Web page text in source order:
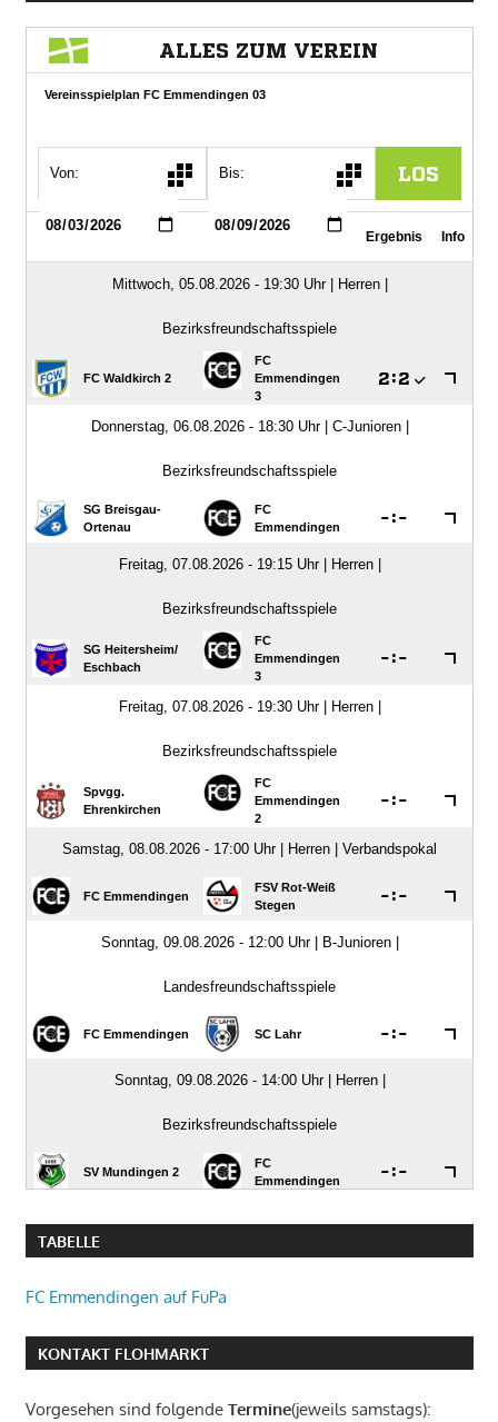
TABELLE
FC Emmendingen auf FuPa
KONTAKT FLOHMARKT
Vorgesehen sind folgende Termine(jeweils samstags):